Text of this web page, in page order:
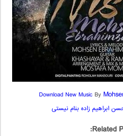
Download New MusicBy
ابراهیم زاده بنام نیستی
Related